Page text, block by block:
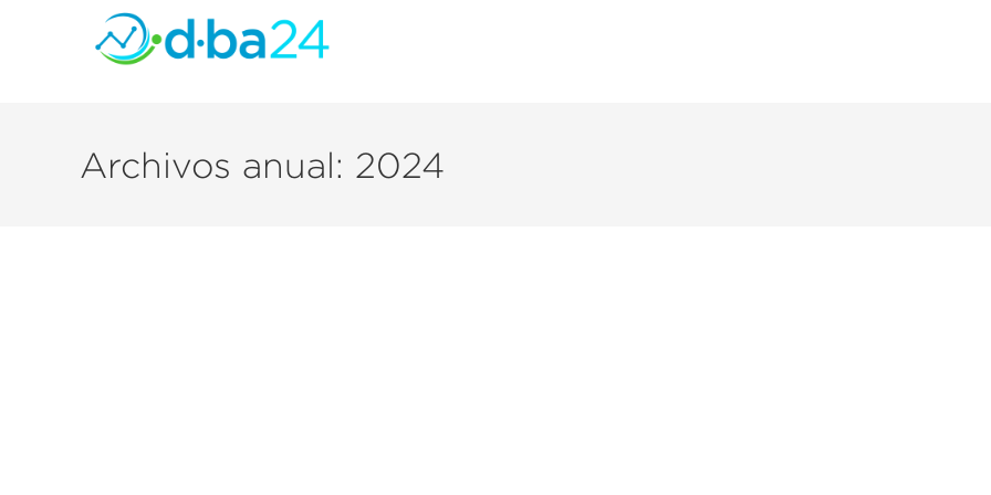
Archivos anual: 2024